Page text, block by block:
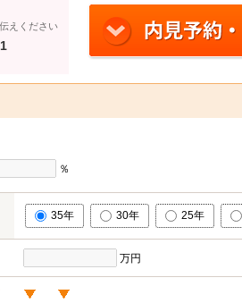
えください
％
35年 30年 25年
万円